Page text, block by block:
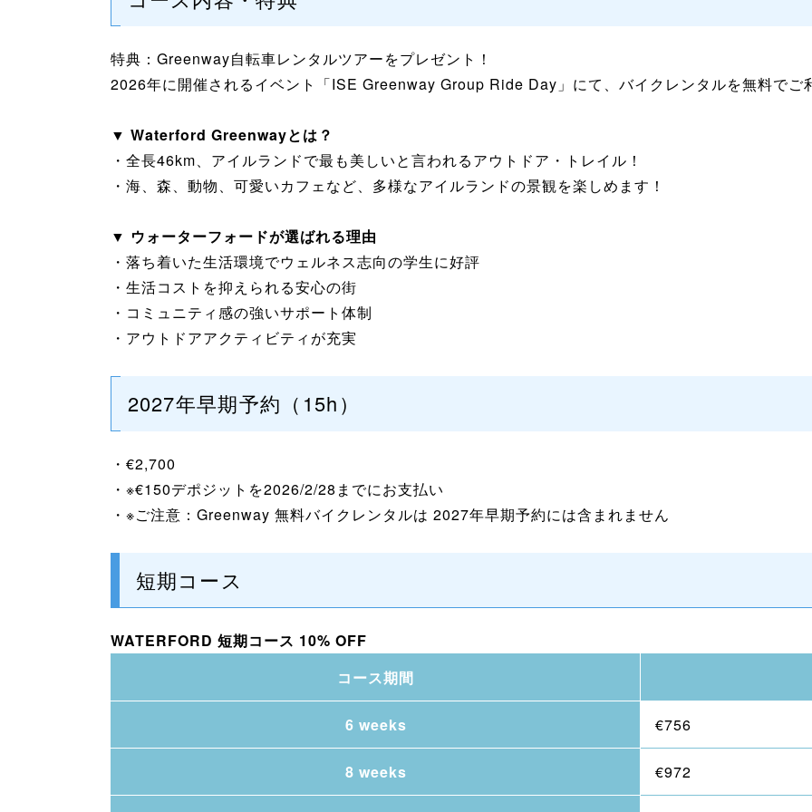
特典：Greenway自転車レンタルツアーをプレゼント！
2026年に開催されるイベント「ISE Greenway Group Ride Day」にて、バイクレンタルを無料でご
▼ Waterford Greenwayとは？
・全長46km、アイルランドで最も美しいと言われるアウトドア・トレイル！
・海、森、動物、可愛いカフェなど、多様なアイルランドの景観を楽しめます！
▼ ウォーターフォードが選ばれる理由
・落ち着いた生活環境でウェルネス志向の学生に好評
・生活コストを抑えられる安心の街
・コミュニティ感の強いサポート体制
・アウトドアアクティビティが充実
2027年早期予約（15h）
・€2,700
・※€150デポジットを2026/2/28までにお支払い
・※ご注意：Greenway 無料バイクレンタルは 2027年早期予約には含まれません
短期コース
WATERFORD 短期コース 10% OFF
コース期間
6 weeks €756
8 weeks €972